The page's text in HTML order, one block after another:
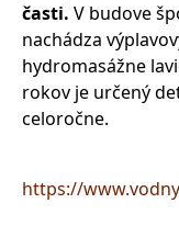
časti. V budove
nachádza
hydromasážne
rokov je určený
celoročne.
https://